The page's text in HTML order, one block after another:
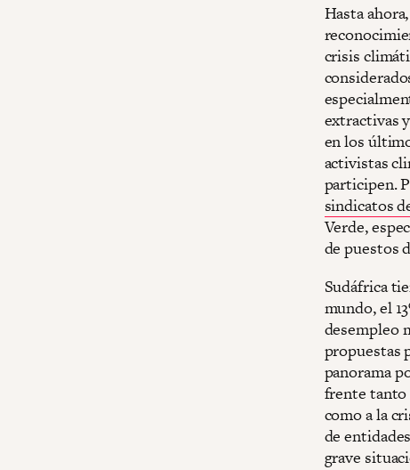
Hasta
crisis
extractivas
en los
activistas
participen.
sindicatos
Verde,
de puestos
Sudáfrica
mundo, el
desempleo
propuestas
panorama
frente tanto
como a la
de
grave